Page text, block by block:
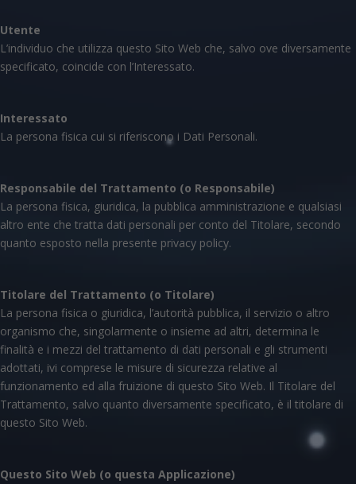
Utente
L’individuo che utilizza questo Sito Web che, salvo ove diversamente
specificato, coincide con l’Interessato.
Interessato
La persona fisica cui si riferiscono i Dati Personali.
Responsabile del Trattamento (o Responsabile)
La persona fisica, giuridica, la pubblica amministrazione e qualsiasi
altro ente che tratta dati personali per conto del Titolare, secondo
quanto esposto nella presente privacy policy.
Titolare del Trattamento (o Titolare)
La persona fisica o giuridica, l’autorità pubblica, il servizio o altro
organismo che, singolarmente o insieme ad altri, determina le
finalità e i mezzi del trattamento di dati personali e gli strumenti
adottati, ivi comprese le misure di sicurezza relative al
funzionamento ed alla fruizione di questo Sito Web. Il Titolare del
Trattamento, salvo quanto diversamente specificato, è il titolare di
questo Sito Web.
Questo Sito Web (o questa Applicazione)